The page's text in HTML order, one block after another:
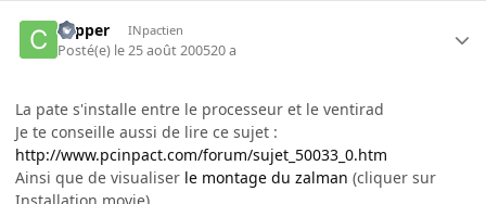
copper INpactien
Posté(e) le 25 août 200520 a
La pate s'installe entre le processeur et le ventirad
Je te conseille aussi de lire ce sujet :
http://www.pcinpact.com/forum/sujet_50033_0.htm
Ainsi que de visualiser le montage du zalman (cliquer sur
Installation movie)